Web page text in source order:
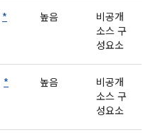
* 높음
비공개
소스 구
성요소
* 높음
비공개
소스 구
성요소